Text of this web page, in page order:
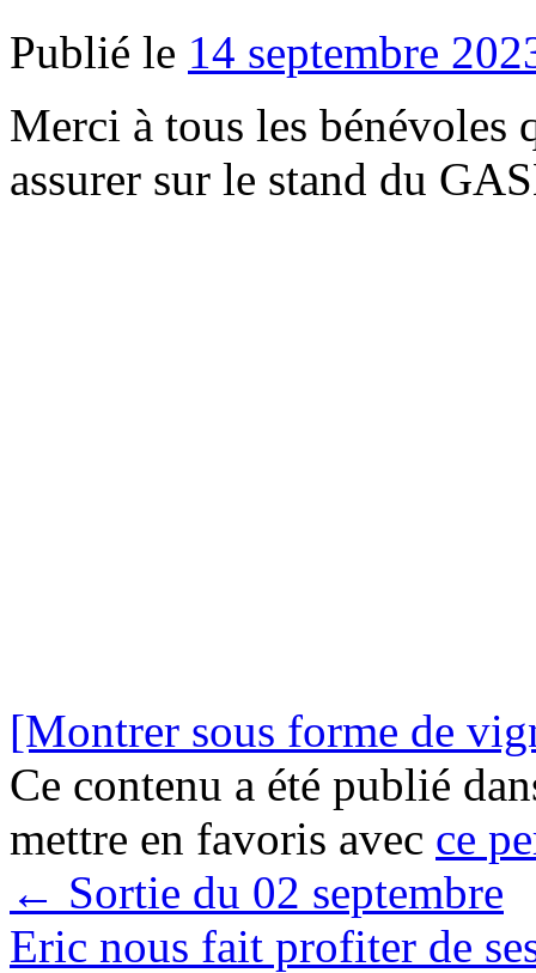
Publié le 14 septembre
Merci à tous les bénévoles
assurer sur le stand du
[Montrer sous forme de
Ce contenu a été publié
mettre en favoris avec ce
← Sortie du 02 septembre
Eric nous fait profiter de